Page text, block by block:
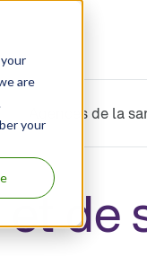
are
your
Agences de la
de